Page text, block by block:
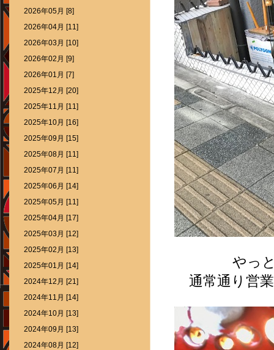
やっ
通常通り営
2026年05月 [8]
2026年04月 [11]
2026年03月 [10]
2026年02月 [9]
2026年01月 [7]
2025年12月 [20]
2025年11月 [11]
2025年10月 [16]
2025年09月 [15]
2025年08月 [11]
2025年07月 [11]
2025年06月 [14]
2025年05月 [11]
2025年04月 [17]
2025年03月 [12]
2025年02月 [13]
2025年01月 [14]
2024年12月 [21]
2024年11月 [14]
2024年10月 [13]
2024年09月 [13]
2024年08月 [12]